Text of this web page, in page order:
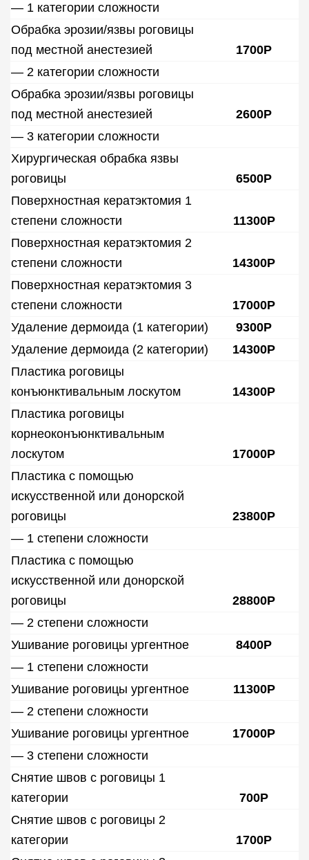
— 1 категории сложности
Обрабка эрозии/язвы роговицы
под местной анестезией
1700Р
— 2 категории сложности
Обрабка эрозии/язвы роговицы
под местной анестезией
2600Р
— 3 категории сложности
Хирургическая обрабка язвы
роговицы
6500Р
Поверхностная кератэктомия 1
степени сложности
11300Р
Поверхностная кератэктомия 2
степени сложности
14300Р
Поверхностная кератэктомия 3
степени сложности
17000Р
Удаление дермоида (1 категории)
9300Р
Удаление дермоида (2 категории)
14300Р
Пластика роговицы
конъюнктивальным лоскутом
14300Р
Пластика роговицы
корнеоконъюнктивальным
лоскутом
17000Р
Пластика с помощью
искусственной или донорской
роговицы
23800Р
— 1 степени сложности
Пластика с помощью
искусственной или донорской
роговицы
28800Р
— 2 степени сложности
Ушивание роговицы ургентное
8400Р
— 1 степени сложности
Ушивание роговицы ургентное
11300Р
— 2 степени сложности
Ушивание роговицы ургентное
17000Р
— 3 степени сложности
Снятие швов с роговицы 1
категории
700Р
Снятие швов с роговицы 2
категории
1700Р